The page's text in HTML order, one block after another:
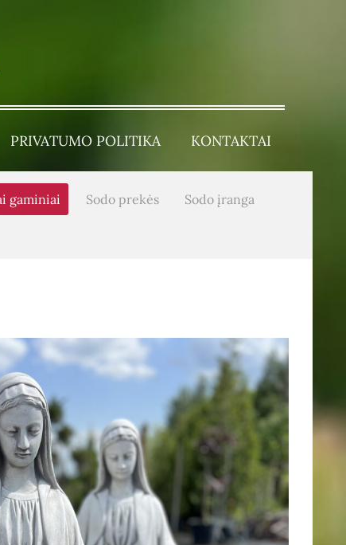
PRIVATUMO POLITIKA KONTAKTAI
gaminiai Sodo prekės
Sodo įranga